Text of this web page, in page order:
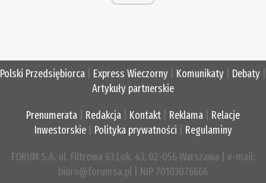
Polski Przedsiębiorca Express Wieczorny Komunikaty Debaty
Artykuły partnerskie
Prenumerata Redakcja Kontakt Reklama
Relacje
Inwestorskie| Polityka prywatności Regulaminy
FORUM S.A. ul. Filtrowa 63 Lok. 43, 02-056 Warszawa | e-mail:
biuro@forumsa.pl | NIP 70103076666